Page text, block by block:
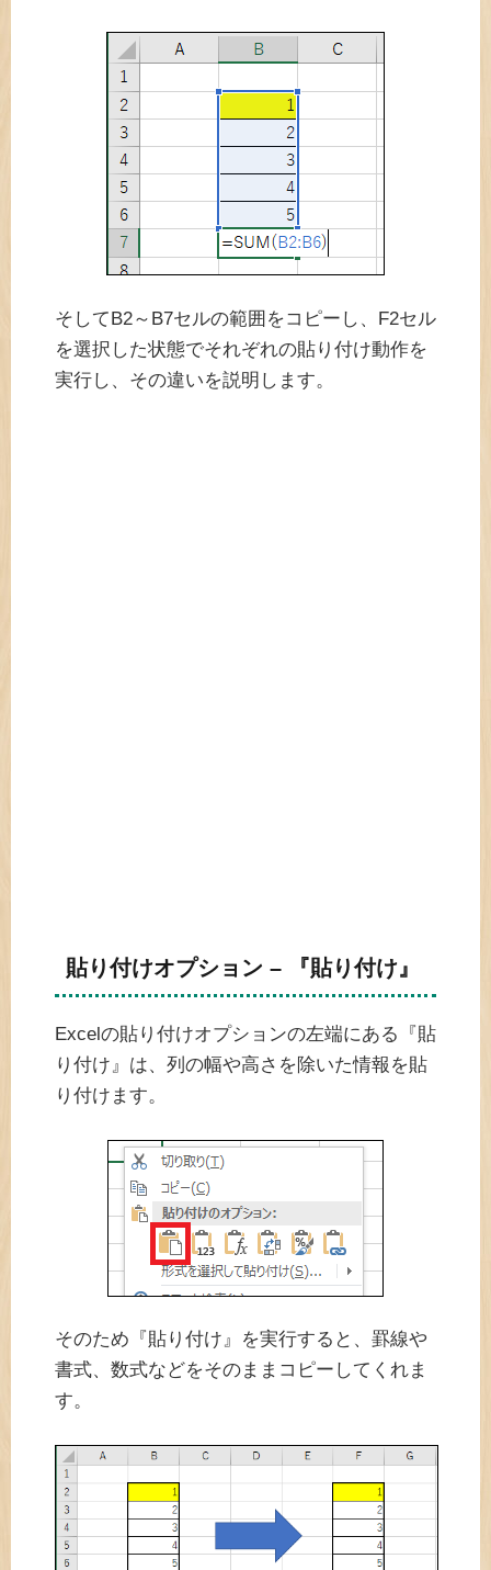
そしてB2～B7セルの範囲をコピーし、F2セル
を選択した状態でそれぞれの貼り付け動作を
実行し、その違いを説明します。
貼り付けオプション – 『貼り付け』
Excelの貼り付けオプションの左端にある『貼
り付け』は、列の幅や高さを除いた情報を貼
り付けます。
そのため『貼り付け』を実行すると、罫線や
書式、数式などをそのままコピーしてくれま
す。